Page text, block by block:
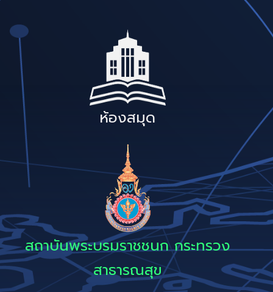
ห้องสมุด
สถาบันพระบรมราชชนก กระทรวง
สาธารณสุข